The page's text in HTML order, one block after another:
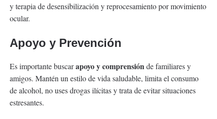
y terapia de desensibilización y reprocesamiento por movimiento
ocular.
Apoyo y Prevención
Es importante buscarapoyo y comprensiónde familiares y
amigos. Mantén un estilo de vida saludable, limita el consumo
de alcohol, no uses drogas ilícitas y trata de evitar situaciones
estresantes.